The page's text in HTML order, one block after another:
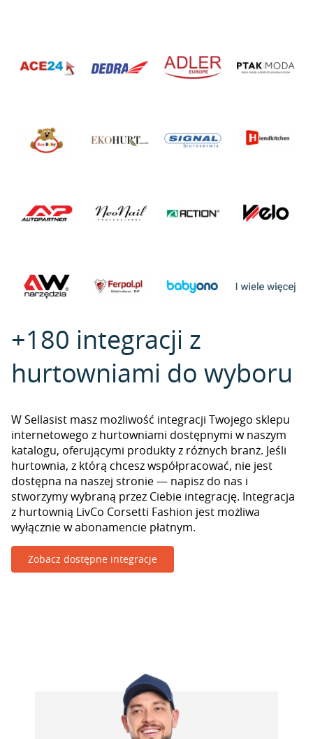
+180 integracji z
hurtowniami do wyboru
W Sellasist masz możliwość integracji Twojego sklepu
internetowego z hurtowniami dostępnymi w naszym
katalogu, oferującymi produkty z różnych branż. Jeśli
hurtownia, z którą chcesz współpracować, nie jest
dostępna na naszej stronie — napisz do nas i
stworzymy wybraną przez Ciebie integrację. Integracja
z hurtownią LivCo Corsetti Fashion jest możliwa
wyłącznie w abonamencie płatnym.
Zobacz dostępne integracje